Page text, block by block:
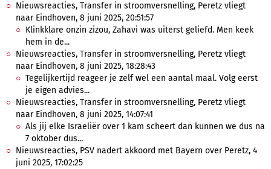
Nieuwsreacties, Transfer in stroomversnelling, Peretz vliegt
naar Eindhoven, 8 juni 2025, 20:51:57
Klinkklare onzin zizou, Zahavi was uiterst geliefd. Men keek
hem in de...
Nieuwsreacties, Transfer in stroomversnelling, Peretz vliegt
naar Eindhoven, 8 juni 2025, 18:28:43
Tegelijkertijd reageer je zelf wel een aantal maal. Volg eerst
je eigen advies...
Nieuwsreacties, Transfer in stroomversnelling, Peretz vliegt
naar Eindhoven, 8 juni 2025, 14:07:41
Als jij elke Israeliër over 1 kam scheert dan kunnen we dus na
7 oktober dus...
Nieuwsreacties, PSV nadert akkoord met Bayern over Peretz, 4
juni 2025, 17:02:25